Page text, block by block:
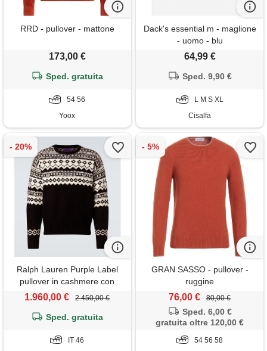
RRD - pullover - mattone
173,00 €
Sped. gratuita
54 56
Yoox
Dack's essential m - maglione
- uomo - blu
64,99 €
Sped. 9,90 €
L M S XL
Cisalfa
Ralph Lauren Purple Label
pullover in cashmere con
intarsio
1.960,00 € 2.450,00 €
Sped. gratuita
IT 46
GRAN SASSO - pullover -
ruggine
76,00 € 80,00 €
Sped. 6,00 €
gratuita oltre 120,00 €
54 56 58